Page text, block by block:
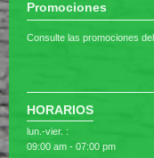
Promociones
Consulte las promociones del
HORARIOS
lun.-vier. :
09:00 am - 07:00 pm